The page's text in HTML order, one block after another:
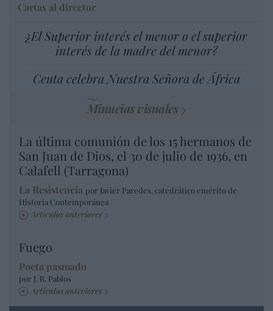
Cartas al director
¿El Superior interés el menor o el superior
interés de la madre del menor?
Ceuta celebra Nuestra Señora de África
Minucias visuales
La última comunión de los 15 hermanos de
San Juan de Dios, el 30 de julio de 1936, en
Calafell (Tarragona)
La Resistencia por Javier Paredes, catedrático emérito de
Historia Contemporánea
Artículos anteriores
Fuego
Poeta pasmado
por J. R. Pablos
Artículos anteriores